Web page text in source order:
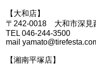
【大和店】
〒242-0018 大和市深見
TEL 046-244-3500
mail
【湘南平塚店】